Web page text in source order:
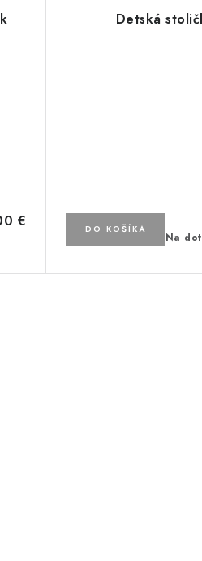
€
Detská
Na
DO KOŠÍKA